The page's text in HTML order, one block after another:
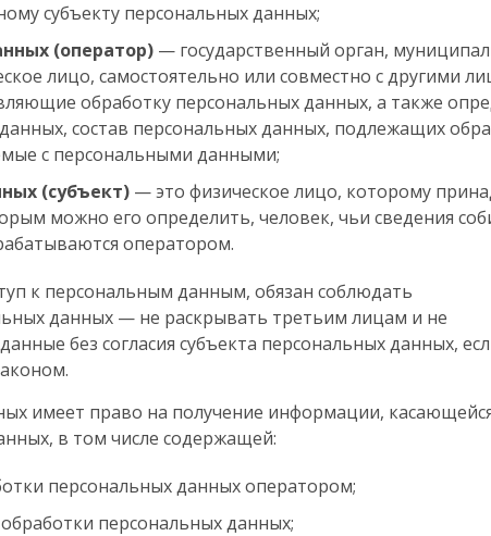
субъекту персональных данных;
(оператор) — государственный орган,
лицо, самостоятельно или совместно с другими
обработку персональных данных, а также
состав персональных данных, подлежащих
с персональными данными;
(субъект) — это физическое лицо, которому
можно его определить, человек, чьи сведения
оператором.
к персональным данным, обязан соблюдать
данных — не раскрывать третьим лицам и не
без согласия субъекта персональных данных,
имеет право на получение информации,
в том числе содержащей:
персональных данных оператором;
персональных данных;